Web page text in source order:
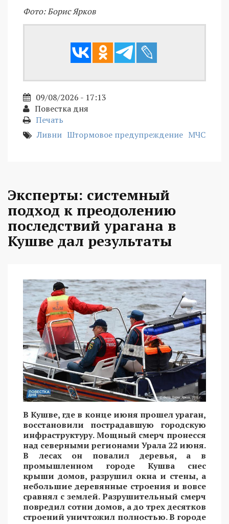
Фото: Борис Ярков
09/08/2026 - 17:13
Повестка дня
Печать
Ливни Штормовое предупреждение МЧС
Эксперты: системный
подход к преодолению
последствий урагана в
Кушве дал результаты
В Кушве, где в конце июня прошел ураган,
восстановили пострадавшую городскую
инфраструктуру. Мощный смерч пронесся
над северными регионами Урала 22 июня.
В лесах он повалил деревья, а в
промышленном городе Кушва снес
крыши домов, разрушил окна и стены, а
небольшие деревянные строения и вовсе
сравнял с землей. Разрушительный смерч
повредил сотни домов, а до трех десятков
строений уничтожил полностью. В городе